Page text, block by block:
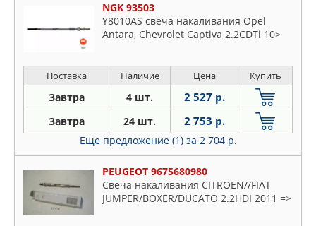
NGK 93503
Y8010AS свеча накаливания Opel
Antara, Chevrolet Captiva 2.2CDTi 10>
Поставка Наличие Цена Купить
Завтра 4 шт. 2 527 р.
Завтра 24 шт. 2 753 р.
Еще предложение (1) за 2 704 р.
PEUGEOT 9675680980
Свеча накаливания CITROEN//FIAT
JUMPER/BOXER/DUCATO 2.2HDI 2011 =>